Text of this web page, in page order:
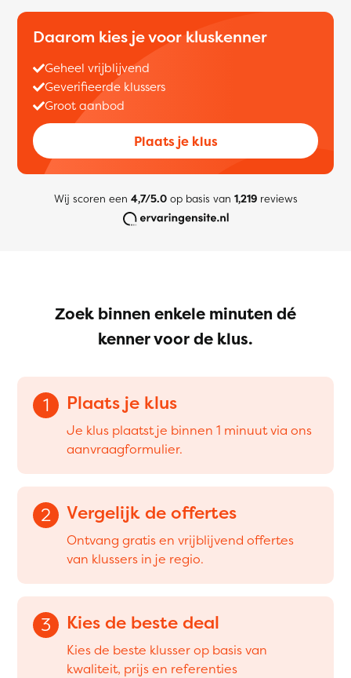
Daarom kies je voor kluskenner
Geheel vrijblijvend
Geverifieerde klussers
Groot aanbod
Plaats je klus
Wij scoren een 4,7/5.0op basis van 1,219reviews
Zoek binnen enkele minuten dé
kenner voor de klus.
1 Plaats je klus
Je klus plaatst je binnen 1 minuut via ons
aanvraagformulier.
2 Vergelijk de offertes
Ontvang gratis en vrijblijvend offertes
van klussers in je regio.
3 Kies de beste deal
Kies de beste klusser op basis van
kwaliteit, prijs en referenties